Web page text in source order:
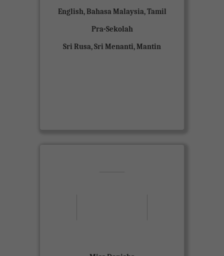
English, Bahasa Malaysia, Tamil
Pra-Sekolah
Sri Rusa, Sri Menanti, Mantin